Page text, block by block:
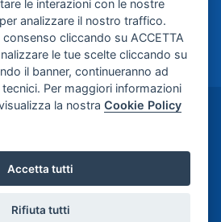
le interazioni con le nostre
analizzare il nostro traffico.
cliccando su ACCETTA
le tue scelte cliccando su
il banner, continueranno ad
Per maggiori informazioni
la nostraCookie Policy
Accetta tutti
Rifiuta tutti
Cura Maria Rosaria S.p.A. -